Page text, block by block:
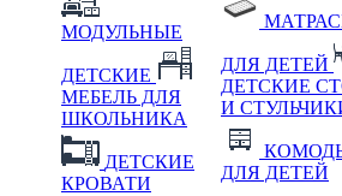
МОДУЛЬНЫЕ
ДЕТСКИЕ
МЕБЕЛЬ ДЛЯ
ШКОЛЬНИКА
ДЕТСКИЕ
КРОВАТИ
ДЛЯ ДЕТЕЙ
ДЕТСКИЕ
И
ДЛЯ ДЕТЕЙ